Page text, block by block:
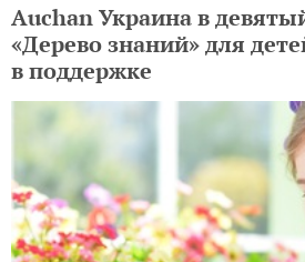
Auchan Украина в
«Дерево знаний» для
в поддержке